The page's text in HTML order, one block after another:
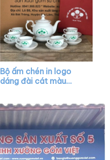
Bộ ấm chén in logo
dáng đài cát màu